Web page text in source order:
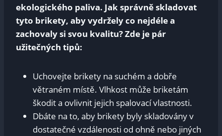
ekologického paliva. Jak správně skladovat
tyto brikety, aby vydržely co nejdéle a
zachovaly si svou kvalitu? Zde je pár
užitečných tipů:
Uchovejte brikety na suchém a dobře
větraném místě. Vlhkost může briketám
škodit a ovlivnit jejich spalovací vlastnosti.
Dbáte na to, aby brikety byly skladovány v
dostatečné vzdálenosti od ohně nebo jiných